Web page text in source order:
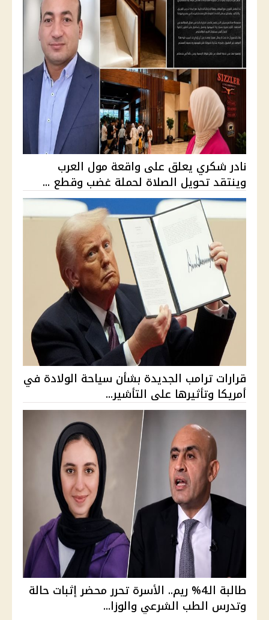
نادر شكري يعلق على واقعة مول العرب
وينتقد تحويل الصلاة لحملة غضب وقطع ...
قرارات ترامب الجديدة بشأن سياحة الولادة في
أمريكا وتأثيرها على التأشير...
طالبة الـ4% ريم.. الأسرة تحرر محضر إثبات حالة
وتدرس الطب الشرعي والوزا...